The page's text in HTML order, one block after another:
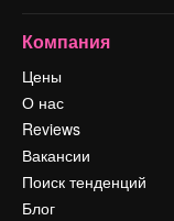
Компания
Цены
О нас
Reviews
Вакансии
Поиск тенденций
Блог